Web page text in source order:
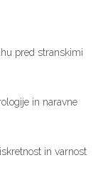
pred stranskimi
in naravne
in varnost